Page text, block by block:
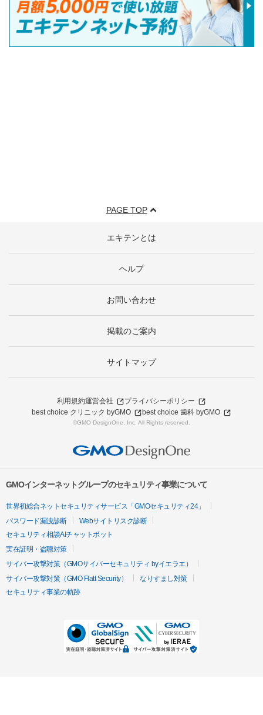
PAGE TOP
エキテンとは
ヘルプ
お問い合わせ
掲載のご案内
サイトマップ
利用規約運営会社
プライバシーポリシー
best choice クリニック byGMO
best choice 歯科 byGMO
©GMO DesignOne, Inc. All Rights reserved.
GMOインターネットグループのセキュリティ事業について
世界初総合ネットセキュリティサービス「GMOセキュリティ24」
パスワード漏洩診断
Webサイトリスク診断
セキュリティ相談AIチャットボット
実在証明・盗聴対策
サイバー攻撃対策（GMOサイバーセキュリティ byイエラエ）
サイバー攻撃対策（GMO Flatt Security）
なりすまし対策
セキュリティ事業の軌跡